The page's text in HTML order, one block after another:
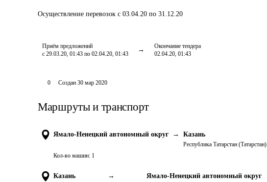
Осуществление перевозок с 03.04.20 по 31.12.20
Приём предложений
с 29.03.20, 01:43 по 02.04.20, 01:43
Окончание тендера
02.04.20, 01:43
0 Создан 30 мар 2020
Маршруты и транспорт
Ямало-Ненецкий автономный округ → Казань
Республика Татарстан (Татарстан)
Кол-во машин: 1
Казань → Ямало-Ненецкий автономный округ